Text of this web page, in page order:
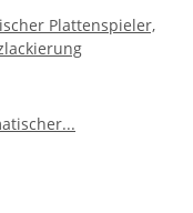
Plattenspieler,